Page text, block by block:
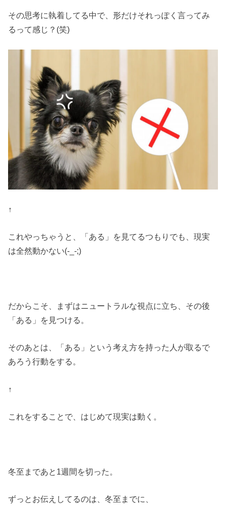
その思考に執着してる中で、形だけそれっぽく言ってみ
るって感じ？(笑)
↑
これやっちゃうと、「ある」を見てるつもりでも、現実
は全然動かない(-_-;)
だからこそ、まずはニュートラルな視点に立ち、その後
「ある」を見つける。
そのあとは、「ある」という考え方を持った人が取るで
あろう行動をする。
↑
これをすることで、はじめて現実は動く。
冬至まであと1週間を切った。
ずっとお伝えしてるのは、冬至までに、